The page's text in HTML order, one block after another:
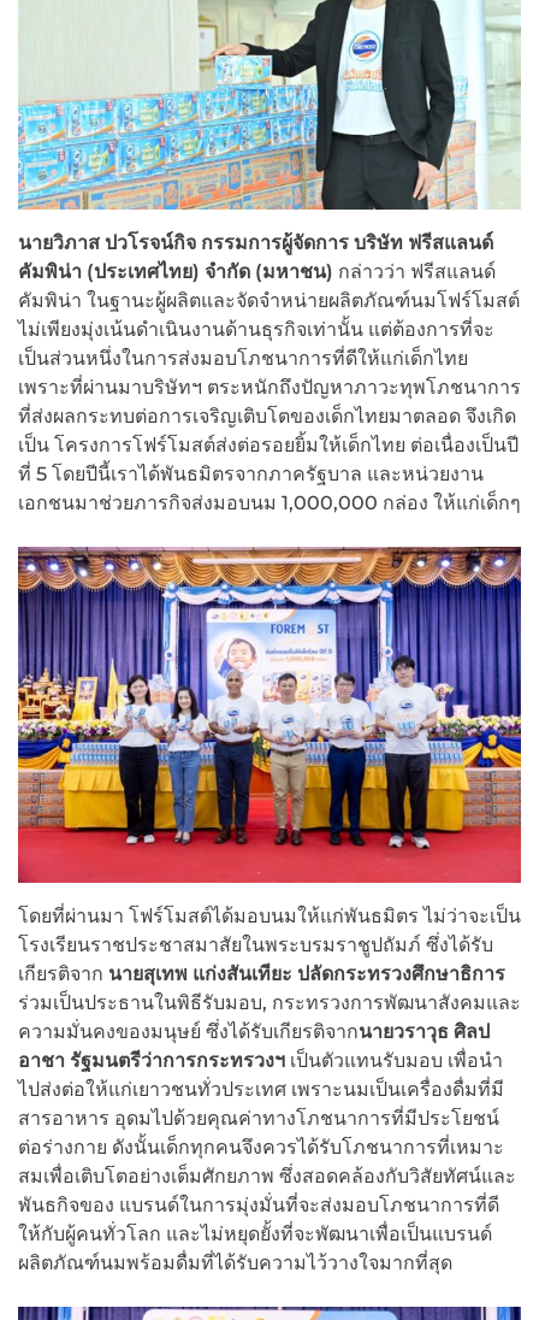
นายวิภาส ปวโรจน์กิจ กรรมการผู้จัดการ บริษัท ฟรีสแลนด์
คัมพิน่า (ประเทศไทย) จำกัด (มหาชน) กล่าวว่า ฟรีสแลนด์
คัมพิน่า ในฐานะผู้ผลิตและจัดจำหน่ายผลิตภัณฑ์นมโฟร์โมสต์
ไม่เพียงมุ่งเน้นดำเนินงานด้านธุรกิจเท่านั้น แต่ต้องการที่จะ
เป็นส่วนหนึ่งในการส่งมอบโภชนาการที่ดีให้แก่เด็กไทย
เพราะที่ผ่านมาบริษัทฯ ตระหนักถึงปัญหาภาวะทุพโภชนาการ
ที่ส่งผลกระทบต่อการเจริญเติบโตของเด็กไทยมาตลอด จึงเกิด
เป็น โครงการโฟร์โมสต์ส่งต่อรอยยิ้มให้เด็กไทย ต่อเนื่องเป็นปี
ที่ 5 โดยปีนี้เราได้พันธมิตรจากภาครัฐบาล และหน่วยงาน
เอกชนมาช่วยภารกิจส่งมอบนม 1,000,000 กล่อง ให้แก่เด็กๆ
โดยที่ผ่านมา โฟร์โมสต์ได้มอบนมให้แก่พันธมิตร ไม่ว่าจะเป็น
โรงเรียนราชประชาสมาสัยในพระบรมราชูปถัมภ์ ซึ่งได้รับ
เกียรติจาก นายสุเทพ แก่งสันเทียะ ปลัดกระทรวงศึกษาธิการ
ร่วมเป็นประธานในพิธีรับมอบ, กระทรวงการพัฒนาสังคมและ
ความมั่นคงของมนุษย์ ซึ่งได้รับเกียรติจากนายวราวุธ ศิลป
อาชา รัฐมนตรีว่าการกระทรวงฯ เป็นตัวแทนรับมอบ เพื่อนำ
ไปส่งต่อให้แก่เยาวชนทั่วประเทศ เพราะนมเป็นเครื่องดื่มที่มี
สารอาหาร อุดมไปด้วยคุณค่าทางโภชนาการที่มีประโยชน์
ต่อร่างกาย ดังนั้นเด็กทุกคนจึงควรได้รับโภชนาการที่เหมาะ
สมเพื่อเติบโตอย่างเต็มศักยภาพ ซึ่งสอดคล้องกับวิสัยทัศน์และ
พันธกิจของ แบรนด์ในการมุ่งมั่นที่จะส่งมอบโภชนาการที่ดี
ให้กับผู้คนทั่วโลก และไม่หยุดยั้งที่จะพัฒนาเพื่อเป็นแบรนด์
ผลิตภัณฑ์นมพร้อมดื่มที่ได้รับความไว้วางใจมากที่สุด